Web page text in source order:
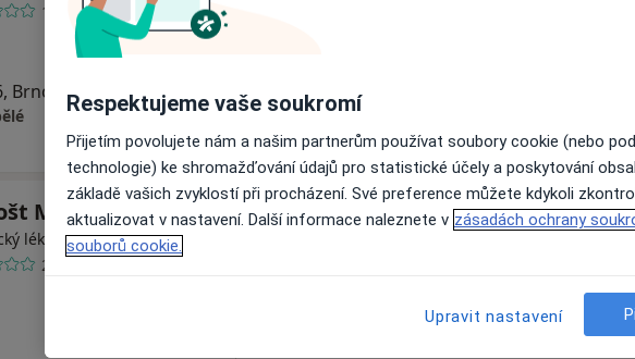
11 názorů
Brno Mapa
Mazal
lékař, Internista
2 názory
Dnes Zítra Ne
9 Srpen
Po
10
Online rezervace termínu není k
Respektujeme vaše soukromí
Přijetím povolujete nám a našim partnerům používat soubory cookie (nebo
technologie) ke shromažďování údajů pro statistické účely a poskytování
základě vašich zvyklostí při procházení. Své preference můžete kdykoli
aktualizovat v nastavení. Další informace naleznete v zásadách ochrany
souborů cookie.
Upravit nastavení